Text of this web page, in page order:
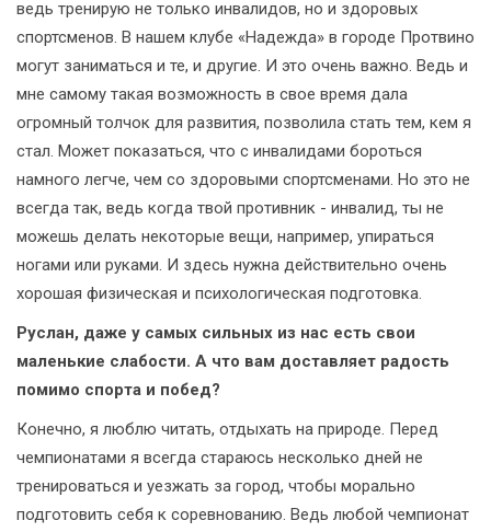
ведь тренирую не только инвалидов, но и здоровых
спортсменов. В нашем клубе «Надежда» в городе Протвино
могут заниматься и те, и другие. И это очень важно. Ведь и
мне самому такая возможность в свое время дала
огромный толчок для развития, позволила стать тем, кем я
стал. Может показаться, что с инвалидами бороться
намного легче, чем со здоровыми спортсменами. Но это не
всегда так, ведь когда твой противник - инвалид, ты не
можешь делать некоторые вещи, например, упираться
ногами или руками. И здесь нужна действительно очень
хорошая физическая и психологическая подготовка.
Руслан, даже у самых сильных из нас есть свои
маленькие слабости. А что вам доставляет радость
помимо спорта и побед?
Конечно, я люблю читать, отдыхать на природе. Перед
чемпионатами я всегда стараюсь несколько дней не
тренироваться и уезжать за город, чтобы морально
подготовить себя к соревнованию. Ведь любой чемпионат